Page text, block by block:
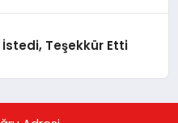
Teşekkür Etti